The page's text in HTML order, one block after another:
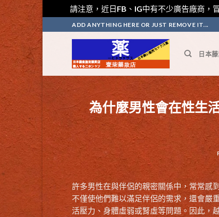
請注意，近日FB、IG中有不少廣告廠商，
to
ADD ANYTHING HERE OR JUST REMOVE IT...
日本
為什麼男性會在性生
許多男性在與伴侶的親密關係中，常常感
不僅使他們難以滿足伴侶的需求，還會嚴
活壓力、身體虛弱或腎虛等問題。因此，